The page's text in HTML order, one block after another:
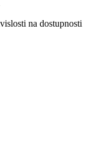
na dostupnosti